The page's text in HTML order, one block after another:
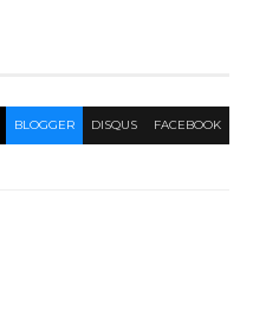
BLOGGER DISQUS FACEBOOK